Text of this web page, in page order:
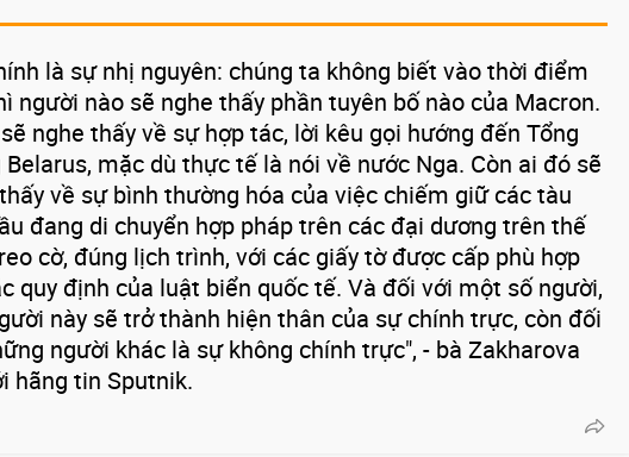
là sự nhị nguyên: chúng ta không biết vào thời điểm
người nào sẽ nghe thấy phần tuyên bố nào của Macron.
nghe thấy về sự hợp tác, lời kêu gọi hướng đến Tổng
mặc dù thực tế là nói về nước Nga. Còn ai đó sẽ
về sự bình thường hóa của việc chiếm giữ các tàu
đang di chuyển hợp pháp trên các đại dương trên thế
cờ, đúng lịch trình, với các giấy tờ được cấp phù hợp
quy định của luật biển quốc tế. Và đối với một số người,
này sẽ trở thành hiện thân của sự chính trực, còn đối
người khác là sự không chính trực", - bà Zakharova
hãng tin Sputnik.